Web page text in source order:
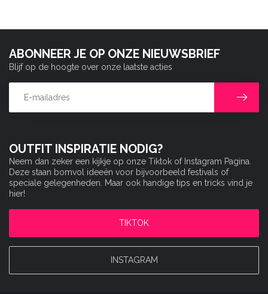
OUTFIT INSPIRATIE NODIG?
Neem dan zeker een kijkje op onze Tiktok of Instagram Pagina.
Deze staan bomvol ideeën voor bijvoorbeeld festivals of
speciale gelegenheden. Maar ook handige tips en tricks vind je
hier!
TIKTOK
INSTAGRAM
ABONNEER JE OP ONZE NIEUWSBRIEF
Blijf op de hoogte over onze laatste acties